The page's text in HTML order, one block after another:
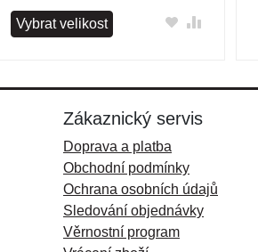
Vybrat velikost
Zákaznický servis
Doprava a platba
Obchodní podmínky
Ochrana osobních údajů
Sledování objednávky
Věrnostní program